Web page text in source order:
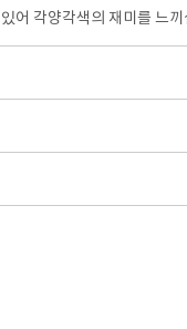
어 각양각색의 재미를 느끼